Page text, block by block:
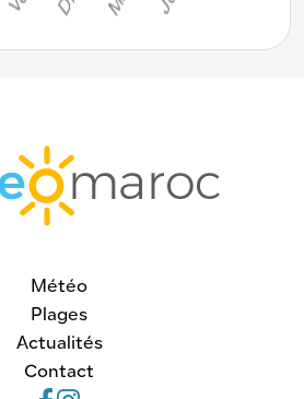
Météo
Plages
Actualités
Contact